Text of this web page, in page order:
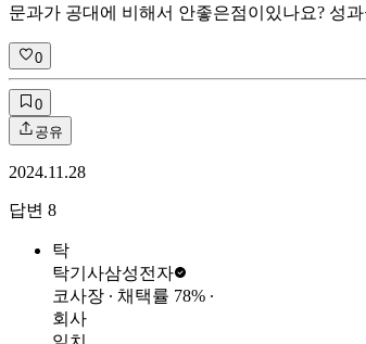
문과가 공대에 비해서 안좋은점이있나요? 성
0
0
공유
2024.11.28
답변 8
탁
탁기사삼성전자
코사장 ∙ 채택률 78% ∙
회사